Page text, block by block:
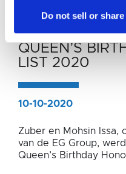
Do not sell or
ERKENNINGEN
QUEEN’S
LIST 2020
10-10-2020
Zuber en Mohsin Issa,
van de EG Group,
Queen’s Birthday
ERKENNINGEN
DE
GROUP
Hartelijke en
oprichters en mede-
ERKENNINGEN
RIVINGTON
UITGEROEPEN
KONINKRIJK
17-10-2017
Euro Garages